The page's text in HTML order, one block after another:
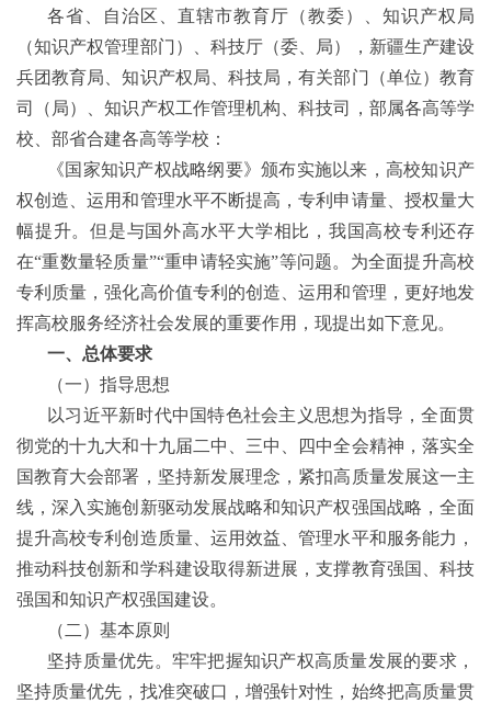
馆
概
知
公
服
馆
藏
资
各省、自治区、直辖市教育厅（教委）、知识产权局
（知识产权管理部门）、科技厅（委、局），新疆生产建设
兵团教育局、知识产权局、科技局，有关部门（单位）教育
司（局）、知识产权工作管理机构、科技司，部属各高等学
校、部省合建各高等学校：
《国家知识产权战略纲要》颁布实施以来，高校知识产
权创造、运用和管理水平不断提高，专利申请量、授权量大
幅提升。但是与国外高水平大学相比，我国高校专利还存
在“重数量轻质量”“重申请轻实施”等问题。为全面提升高校
专利质量，强化高价值专利的创造、运用和管理，更好地发
挥高校服务经济社会发展的重要作用，现提出如下意见。
一、总体要求
（一）指导思想
以习近平新时代中国特色社会主义思想为指导，全面贯
彻党的十九大和十九届二中、三中、四中全会精神，落实全
国教育大会部署，坚持新发展理念，紧扣高质量发展这一主
线，深入实施创新驱动发展战略和知识产权强国战略，全面
提升高校专利创造质量、运用效益、管理水平和服务能力，
推动科技创新和学科建设取得新进展，支撑教育强国、科技
强国和知识产权强国建设。
（二）基本原则
坚持质量优先。牢牢把握知识产权高质量发展的要求，
坚持质量优先，找准突破口，增强针对性，始终把高质量贯